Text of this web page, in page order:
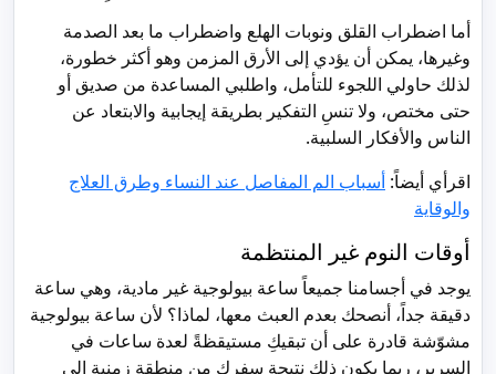
أما اضطراب القلق ونوبات الهلع واضطراب ما بعد الصدمة
وغيرها، يمكن أن يؤدي إلى الأرق المزمن وهو أكثر خطورة،
لذلك حاولي اللجوء للتأمل، واطلبي المساعدة من صديق أو
حتى مختص، ولا تنسِ التفكير بطريقة إيجابية والابتعاد عن
الناس والأفكار السلبية.
اقرأي أيضاً: أسباب الم المفاصل عند النساء وطرق العلاج
والوقاية
أوقات النوم غير المنتظمة
يوجد في أجسامنا جميعاً ساعة بيولوجية غير مادية، وهي ساعة
دقيقة جداً، أنصحك بعدم العبث معها، لماذا؟ لأن ساعة بيولوجية
مشوّشة قادرة على أن تبقيكِ مستيقظةً لعدة ساعات في
السرير، ربما يكون ذلك نتيجة سفرك من منطقة زمنية إلى